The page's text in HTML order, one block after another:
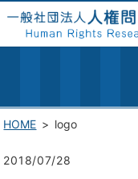
HOME logo
2018/07/28